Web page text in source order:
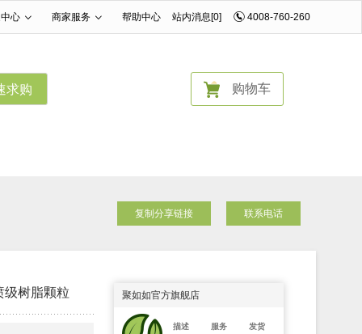
心 商家服务 帮助中心 站内消息[0] 4008-760-260
求购 购物车
复制分享链接 联系电话
级树脂颗粒 聚如如官方旗舰店
描述 服务 发货